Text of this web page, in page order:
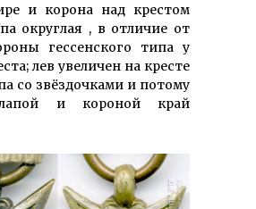
и корона над крестом
округлая , в отличие от
гессенского типа у
лев увеличен на кресте
со звёздочками и потому
лапой и короной край